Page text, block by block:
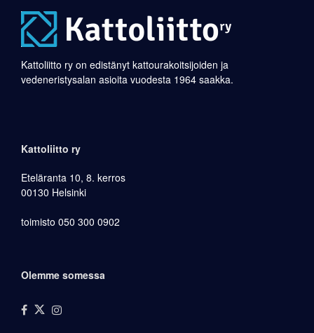
Kattoliitto ry on edistänyt kattourakoitsijoiden ja
vedeneristysalan asioita vuodesta 1964 saakka.
Kattoliitto ry
Eteläranta 10, 8. kerros
00130 Helsinki
toimisto 050 300 0902
Olemme somessa